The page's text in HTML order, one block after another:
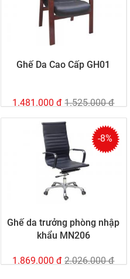
Ghế Da Cao Cấp GH01
1.481.000 đ 1.525.000 đ
-8%
Ghế da trưởng phòng nhập
khẩu MN206
1.869.000 đ 2.026.000 đ